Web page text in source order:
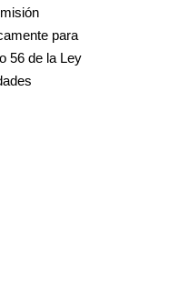
para
56 de la Ley